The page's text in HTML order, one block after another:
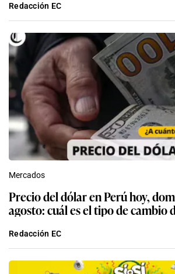
Redacción EC
Mercados
Precio del dólar en Perú hoy,
agosto: cuál es el tipo de cambio
Redacción EC